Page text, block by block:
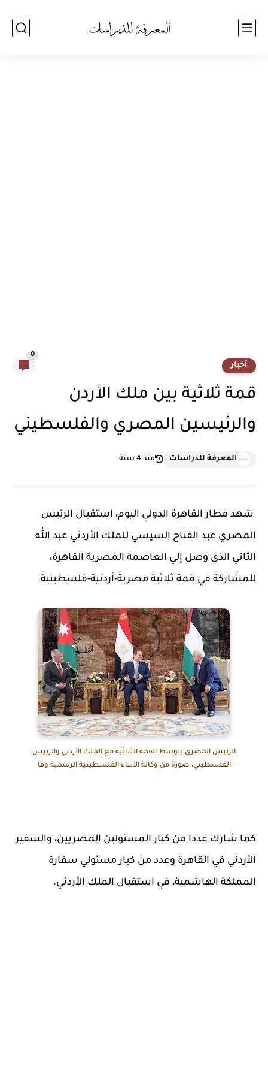
أخبار
0
قمة ثلاثية بين ملك الأردن
والرئيسين المصري والفلسطيني
المعرفة للدراسات منذ 4 سنة
شهد مطار القاهرة الدولي اليوم، استقبال الرئيس
المصري عبد الفتاح السيسي للملك الأردني عبد ﷲ
الثاني الذي وصل إلي العاصمة المصرية القاهرة،
للمشاركة في قمة ثلاثية مصرية-أردنية-فلسطينية.
الرئيس المصري يتوسط القمة الثلاثية مع الملك الأردني والرئيس
الفلسطيني، صورة من وكالة الأنباء الفلسطينية الرسمية وفا
كما شارك عددا من كبار المسئولين المصريين، والسفير
الأردني في القاهرة وعدد من كبار مسئولي سفارة
المملكة الهاشمية، في استقبال الملك الأردني.